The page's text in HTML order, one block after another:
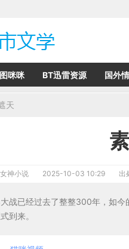
咪咪 BT迅雷资源 国外
天
女神小说 2025-10-03 10:29 出
战已经过去了整整300年，如
到来。